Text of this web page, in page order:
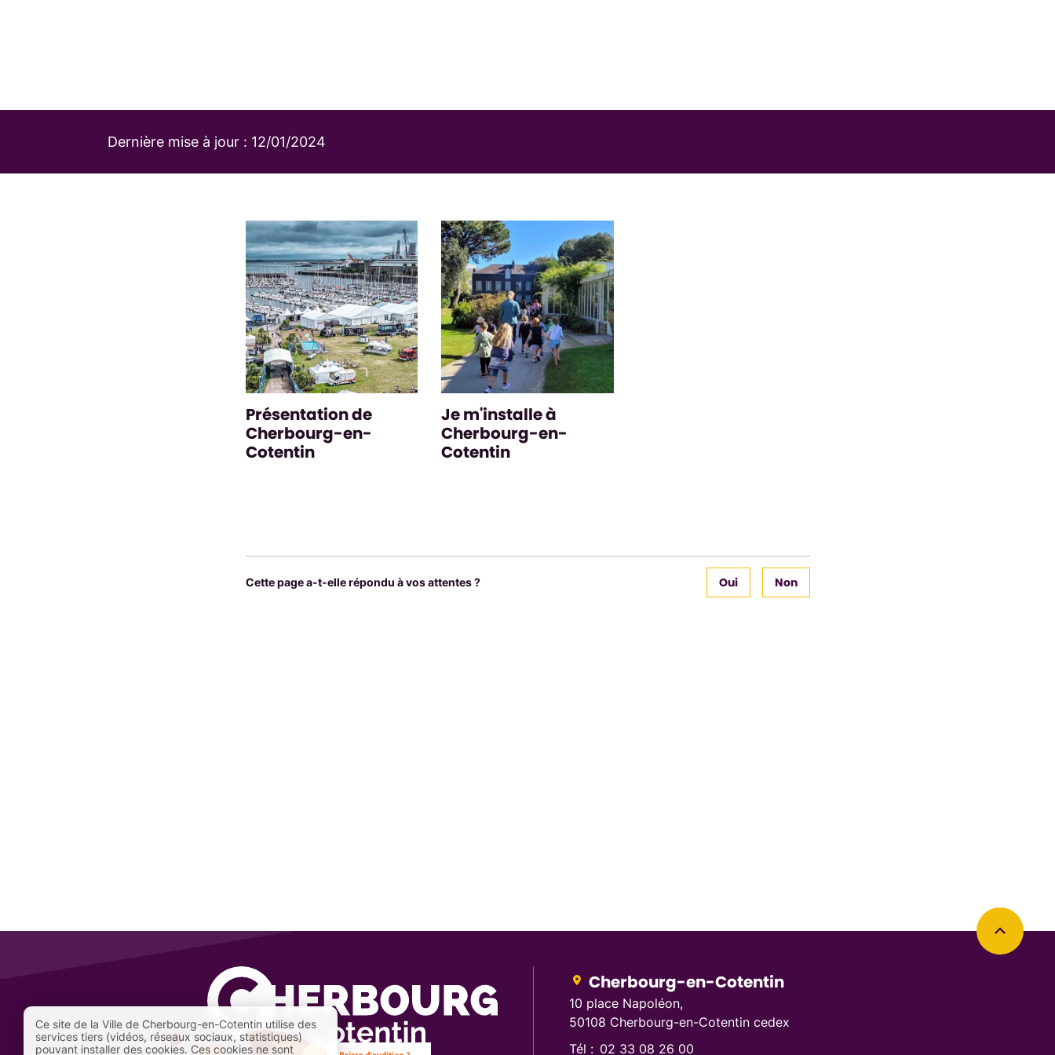
Dernière mise à jour : 12/01/2024
Présentation de
Cherbourg-en-
Cotentin
Je m'installe à
Cherbourg-en-
Cotentin
Cette page a-t-elle répondu à vos attentes ? Non
Oui
Retourner en haut de la page
Cherbourg-en-Cotentin
10 place Napoléon,
50108 Cherbourg-en-Cotentin cedex
Tél : 02 33 08 26 00
Ce site de la Ville de Cherbourg-en-Cotentin utilise des
services tiers (vidéos, réseaux sociaux, statistiques)
pouvant installer des cookies. Ces cookies ne sont